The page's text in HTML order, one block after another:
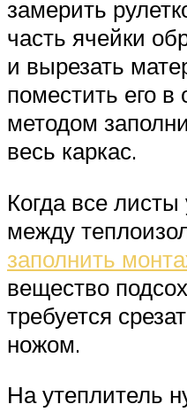
замерить
часть ячейки
и вырезать
поместить его
методом
весь каркас.
Когда все
между
заполнить
вещество
требуется
ножом.
На утеплитель